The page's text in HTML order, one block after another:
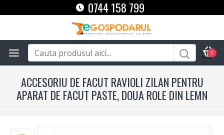
0744 158 799
0
ACCESORIU DE FACUT RAVIOLI ZILAN PENTRU
APARAT DE FACUT PASTE, DOUA ROLE DIN LEMN